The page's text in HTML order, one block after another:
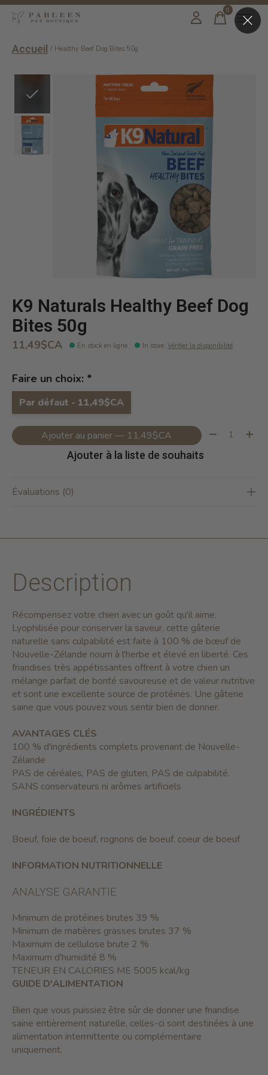
0items
Accueil / Healthy Beef Dog Bites 50g
Slideshow Items
K9 Naturals Healthy Beef Dog
Bites 50g
11,49$CA En stock en ligne In store:Vérifier la disponibilité
Faire un choix: *
Par défaut - 11,49$CA
Ajouter au panier — 11,49$CA Quantité:
Ajouter à la liste de souhaits
Évaluations (0)
Description
Récompensez votre chien avec un goût qu'il aime.
Lyophilisée pour conserver la saveur, cette gâterie
naturelle sans culpabilité est faite à 100 % de bœuf de
Nouvelle-Zélande nourri à l'herbe et élevé en liberté. Ces
friandises très appétissantes offrent à votre chien un
mélange parfait de bonté savoureuse et de valeur nutritive
et sont une excellente source de protéines. Une gâterie
saine que vous pouvez vous sentir bien de donner.
AVANTAGES CLÉS
100 % d'ingrédients complets provenant de Nouvelle-
Zélande
PAS de céréales, PAS de gluten, PAS de culpabilité.
SANS conservateurs ni arômes artificiels
INGRÉDIENTS
Boeuf, foie de boeuf, rognons de boeuf, coeur de boeuf
INFORMATION NUTRITIONNELLE
ANALYSE GARANTIE
Minimum de protéines brutes 39 %
Minimum de matières grasses brutes 37 %
Maximum de cellulose brute 2 %
Maximum d'humidité 8 %
TENEUR EN CALORIES ME 5005 kcal/kg
GUIDE D'ALIMENTATION
Bien que vous puissiez être sûr de donner une friandise
saine entièrement naturelle, celles-ci sont destinées à une
alimentation intermittente ou complémentaire
uniquement.